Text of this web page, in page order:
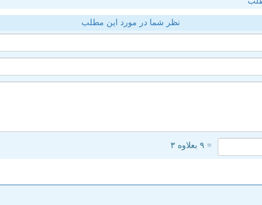
نظر شما در مورد این مطلب
= ۹ بعلاوه ۳